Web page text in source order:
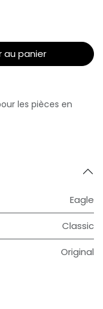
au panier
les pièces en
Eagle
Classic
Original